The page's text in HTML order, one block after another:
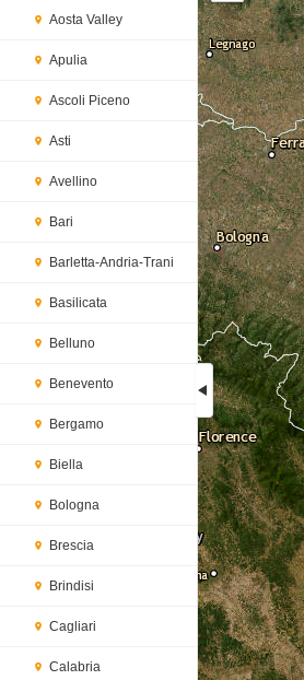
Aosta Valley
Apulia
Ascoli Piceno
Asti
Avellino
Bari
Barletta-Andria-Trani
Basilicata
Belluno
Benevento
Bergamo
Biella
Bologna
Brescia
Brindisi
Cagliari
Calabria